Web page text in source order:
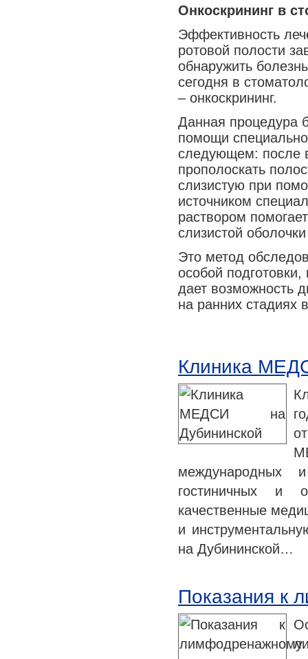
Онкоскрининг в
Эффективность
ротовой полости
обнаружить
сегодня в
– онкоскрининг.
Данная процедура
помощи
следующем: после
прополоскать
слизистую при
источником
раствором
слизистой
Это метод
особой
дает возможность
на ранних стадиях
Клиника
международных
гостиничных и
качественные
и
на Дубининской…
Показания к